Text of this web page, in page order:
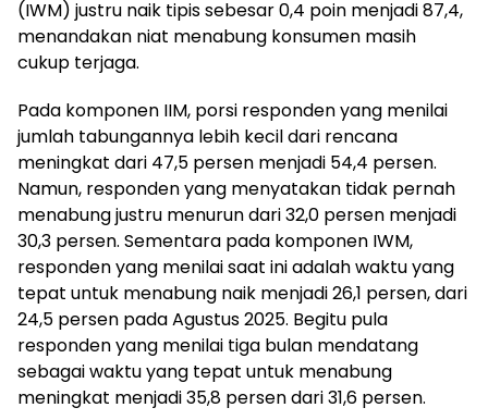
(IWM) justru naik tipis sebesar 0,4 poin menjadi 87,4,
menandakan niat menabung konsumen masih
cukup terjaga.
Pada komponen IIM, porsi responden yang menilai
jumlah tabungannya lebih kecil dari rencana
meningkat dari 47,5 persen menjadi 54,4 persen.
Namun, responden yang menyatakan tidak pernah
menabung justru menurun dari 32,0 persen menjadi
30,3 persen. Sementara pada komponen IWM,
responden yang menilai saat ini adalah waktu yang
tepat untuk menabung naik menjadi 26,1 persen, dari
24,5 persen pada Agustus 2025. Begitu pula
responden yang menilai tiga bulan mendatang
sebagai waktu yang tepat untuk menabung
meningkat menjadi 35,8 persen dari 31,6 persen.